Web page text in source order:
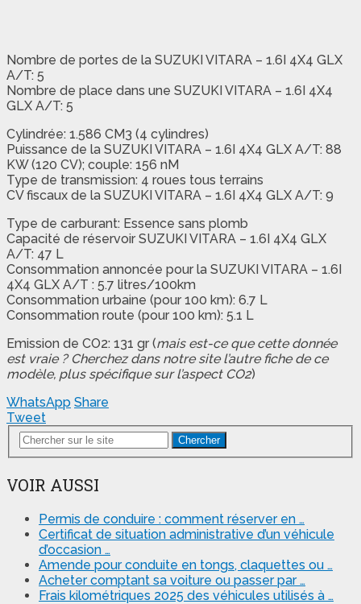
Nombre de portes de la SUZUKI VITARA – 1.6I 4X4 GLX
A/T: 5
Nombre de place dans une SUZUKI VITARA – 1.6I 4X4
GLX A/T: 5
Cylindrée: 1.586 CM3 (4 cylindres)
Puissance de la SUZUKI VITARA – 1.6I 4X4 GLX A/T: 88
KW (120 CV); couple: 156 nM
Type de transmission: 4 roues tous terrains
CV fiscaux de la SUZUKI VITARA – 1.6I 4X4 GLX A/T: 9
Type de carburant: Essence sans plomb
Capacité de réservoir SUZUKI VITARA – 1.6I 4X4 GLX
A/T: 47 L
Consommation annoncée pour la SUZUKI VITARA – 1.6I
4X4 GLX A/T : 5.7 litres/100km
Consommation urbaine (pour 100 km): 6.7 L
Consommation route (pour 100 km): 5.1 L
Emission de CO2: 131 gr (mais est-ce que cette donnée
est vraie ? Cherchez dans notre site l’autre fiche de ce
modèle, plus spécifique sur l’aspect CO2)
WhatsApp Share
Tweet
Chercher
VOIR AUSSI
Permis de conduire : comment réserver en …
Certificat de situation administrative d’un véhicule
d’occasion …
Amende pour conduite en tongs, claquettes ou …
Acheter comptant sa voiture ou passer par …
Frais kilométriques 2025 des véhicules utilisés à …